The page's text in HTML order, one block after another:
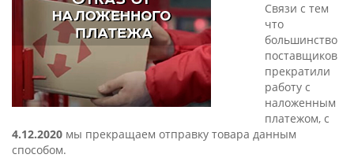
Связи с тем
что
большинство
поставщиков
прекратили
работу с
наложенным
платежом, с
4.12.2020 мы прекращаем отправку товара данным
способом.